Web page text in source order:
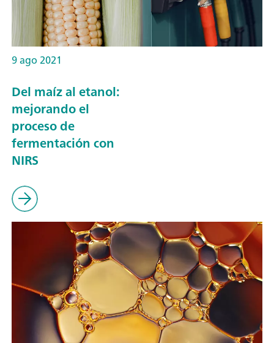
9 ago 2021
Del maíz al etanol:
mejorando el
proceso de
fermentación con
NIRS